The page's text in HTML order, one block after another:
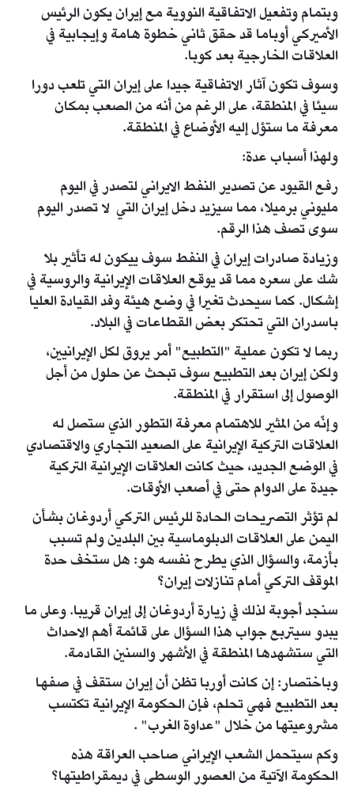
وبتمام وتفعيل الاتفاقية النووية مع إيران يكون الرئيس
الأميركي أوباما قد حقق ثاني خطوة هامة وإيجابية في
العلاقات الخارجية بعد كوبا.
وسوف تكون آثار الاتفاقية جيدا على إيران التي تلعب دورا
سيئا في المنطقة، على الرغم من أنه من الصعب بمكان
معرفة ما ستؤل إليه الأوضاع في المنطقة.
ولهذا أسباب عدة:
رفع القيود عن تصدير النفط الايراني لتصدر في اليوم
مليوني برميلا، مما سيزيد دخل إيران التي لا تصدر اليوم
سوى تصف هذا الرقم.
وزيادة صادرات إيران في النفط سوف ييكون له تأثير بلا
شك على سعره مما قد يوقع العلاقات الإيرانية والروسية في
إشكال. كما سيحدث تغيرا في وضع هيئة وفد القيادة العليا
باسدران التي تحتكر بعض القطاعات في البلاد.
ربما لا تكون عملية "التطبيع" أمر يروق لكل الإيرانيين،
ولكن إيران بعد التطبيع سوف تبحث عن حلول من أجل
الوصول إلى استقرار في المنطقة.
وإنّه من المثير للاهتمام معرفة التطور الذي ستصل له
العلاقات التركية الإيرانية على الصعيد التجاري والاقتصادي
في الوضع الجديد، حيث كانت العلاقات الإيرانية التركية
جيدة على الدوام حتى في أصعب الأوقات.
لم تؤثر التصريحات الحادة للرئيس التركي أردوغان بشأن
اليمن على العلاقات الدبلوماسية بين البلدين ولم تسبب
بأزمة، والسؤال الذي يطرح نفسه هو: هل ستخف حدة
الموقف التركي أمام تنازلات إيران؟
سنجد أجوبة لذلك في زيارة أردوغان إلى إيران قريبا. وعلى ما
يبدو سيتربع جواب هذا السؤال على قائمة أهم الاحداث
التي ستشهدها المنطقة في الأشهر والسنين القادمة.
وباختصار: إن كانت أوربا تظن أن إيران ستقف في صفها
بعد التطبيع فهي تحلم، فإن الحكومة الإيرانية تكتسب
مشروعيتها من خلال "عداوة الغرب" .
وكم سيتحمل الشعب الإيراني صاحب العراقة هذه
الحكومة الآتية من العصور الوسطى في ديمقراطيتها؟